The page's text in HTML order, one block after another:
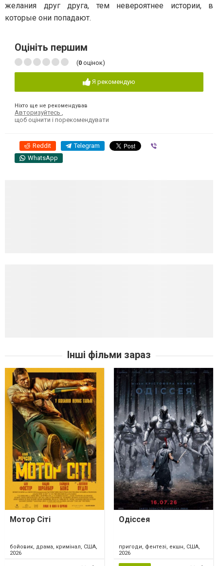
желания друг друга, тем невероятнее истории, в
которые они попадают.
Оцініть першим
(0 оцінок)
Я рекомендую
Ніхто ще не рекомендував
Авторизуйтесь ,
щоб оцінити і порекомендувати
Reddit Telegram
WhatsApp
Інші фільми зараз
Мотор Сіті
бойовик, драма, кримінал, США,
2026
Одіссея
пригоди, фентезі, екшн, США,
2026